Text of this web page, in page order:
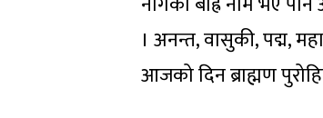
। अनन्त, वासुकी, पद्म,
आजको दिन ब्राह्मण